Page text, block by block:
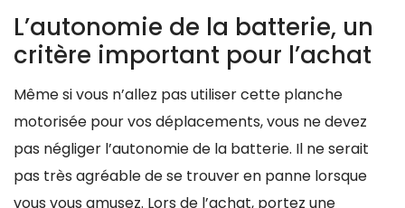
L’autonomie de la batterie, un
critère important pour l’achat
Même si vous n’allez pas utiliser cette planche
motorisée pour vos déplacements, vous ne devez
pas négliger l’autonomie de la batterie. Il ne serait
pas très agréable de se trouver en panne lorsque
vous vous amusez. Lors de l’achat, portez une